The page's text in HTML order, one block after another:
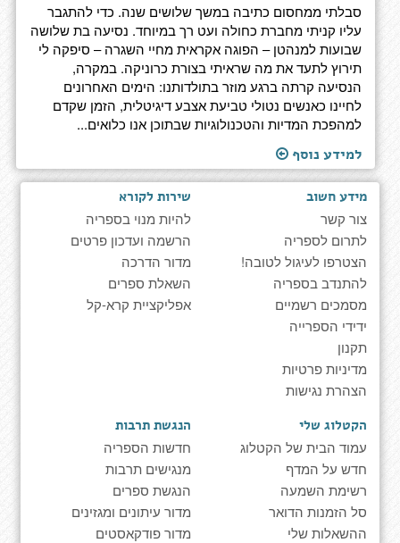
סבלתי ממחסום כתיבה במשך שלושים שנה. כדי להתגבר
עליו קניתי מחברת כחולה ועט רך במיוחד. נסיעה בת שלושה
שבועות למנהטן – הפוגה אקראית מחיי השגרה – סיפקה לי
תירוץ לתעד את מה שראיתי בצורת כרוניקה. במקרה,
הנסיעה קרתה ברגע מוזר בתולדותנו: הימים האחרונים
לחיינו כאנשים נטולי טביעת אצבע דיגיטלית, הזמן שקדם
למהפכת המדיות והטכנולוגיות שבתוכן אנו כלואים...
למידע נוסף
מידע חשוב
צור קשר
לתרום לספריה
הצטרפו לעיגול לטובה!
להתנדב בספריה
מסמכים רשמיים
ידידי הספרייה
תקנון
מדיניות פרטיות
הצהרת נגישות
שירות לקורא
להיות מנוי בספריה
הרשמה ועדכון פרטים
מדור הדרכה
השאלת ספרים
אפליקציית קרא-קל
הקטלוג שלי
עמוד הבית של הקטלוג
חדש על המדף
רשימת השמעה
סל הזמנות הדואר
ההשאלות שלי
הנגשת תרבות
חדשות הספריה
מנגישים תרבות
הנגשת ספרים
מדור עיתונים ומגזינים
מדור פודקאסטים